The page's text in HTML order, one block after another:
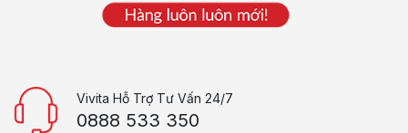
Vivita Hỗ Trợ Tư Vấn 24/7
0888 533 350